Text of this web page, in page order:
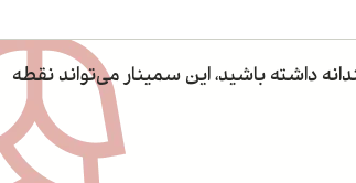
داشته باشید، این سمینار می‌تواند نقطه